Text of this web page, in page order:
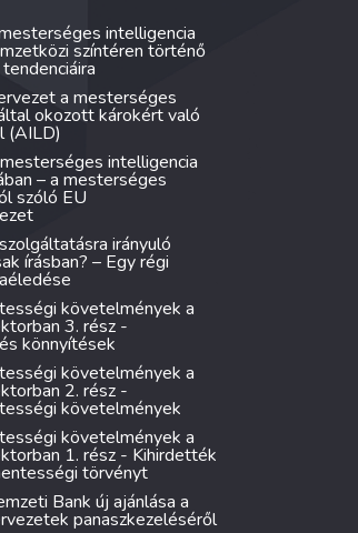
intelligencia
színtéren történő
a mesterséges
okozott károkért való
(AILD)
intelligencia
– a mesterséges
szóló EU
irányuló
írásban? – Egy régi
követelmények a
3. rész -
könnyítések
követelmények a
2. rész -
követelmények
követelmények a
1. rész - Kihirdették
törvényt
Bank új ajánlása a
panaszkezeléséről